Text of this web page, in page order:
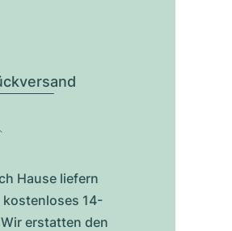
Hause liefern
kostenloses 14-
erstatten den